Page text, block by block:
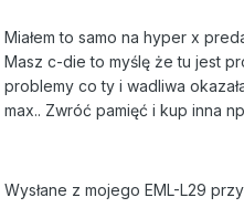
Miałem to samo na hyper x
Masz c-die to myślę że tu jest
problemy co ty i wadliwa
max.. Zwróć pamięć i kup inna
Wysłane z mojego EML-L29